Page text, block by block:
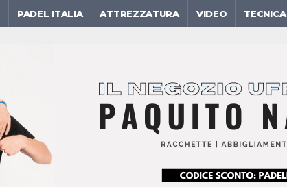
PADEL ITALIA ATTREZZATURA VIDEO TECNICA